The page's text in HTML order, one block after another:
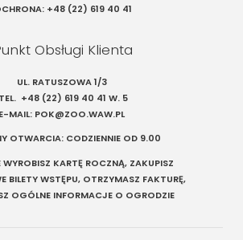
+48 (22) 619 40 41
Obsługi Klienta
UL. RATUSZOWA 1/3
TEL. +48 (22) 619 40 41 W. 5
E-MAIL: POK@ZOO.WAW.PL
OTWARCIA: CODZIENNIE OD 9.00
WYROBISZ KARTĘ ROCZNĄ, ZAKUPISZ
BILETY WSTĘPU, OTRZYMASZ FAKTURĘ,
OGÓLNE INFORMACJE O OGRODZIE